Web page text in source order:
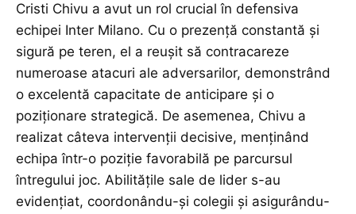
Cristi Chivu a avut un rol crucial în defensiva
echipei Inter Milano. Cu o prezență constantă și
sigură pe teren, el a reușit să contracareze
numeroase atacuri ale adversarilor, demonstrând
o excelentă capacitate de anticipare și o
poziționare strategică. De asemenea, Chivu a
realizat câteva intervenții decisive, menținând
echipa într-o poziție favorabilă pe parcursul
întregului joc. Abilitățile sale de lider s-au
evidențiat, coordonându-și colegii și asigurându-